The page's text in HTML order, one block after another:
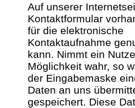
Auf unserer
Kontaktformular
für die elektronische
Kontaktaufnahme
kann. Nimmt ein
Möglichkeit wahr, so
der Eingabemaske
Daten an uns
gespeichert. Diese